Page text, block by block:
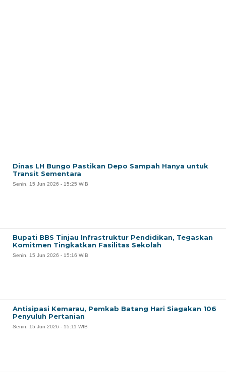
Dinas LH Bungo Pastikan Depo Sampah Hanya untuk
Transit Sementara
Senin, 15 Jun 2026 - 15:25 WIB
Bupati BBS Tinjau Infrastruktur Pendidikan, Tegaskan
Komitmen Tingkatkan Fasilitas Sekolah
Senin, 15 Jun 2026 - 15:16 WIB
Antisipasi Kemarau, Pemkab Batang Hari Siagakan 106
Penyuluh Pertanian
Senin, 15 Jun 2026 - 15:11 WIB